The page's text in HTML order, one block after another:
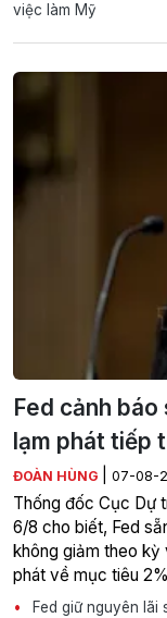
việc làm Mỹ
Fed cảnh
lạm phát tiếp
ĐOÀN HÙNG 07-08-
Thống đốc Cục Dự
6/8 cho biết, Fed
không giảm theo kỳ
phát về mục tiêu
Fed giữ nguyên lãi